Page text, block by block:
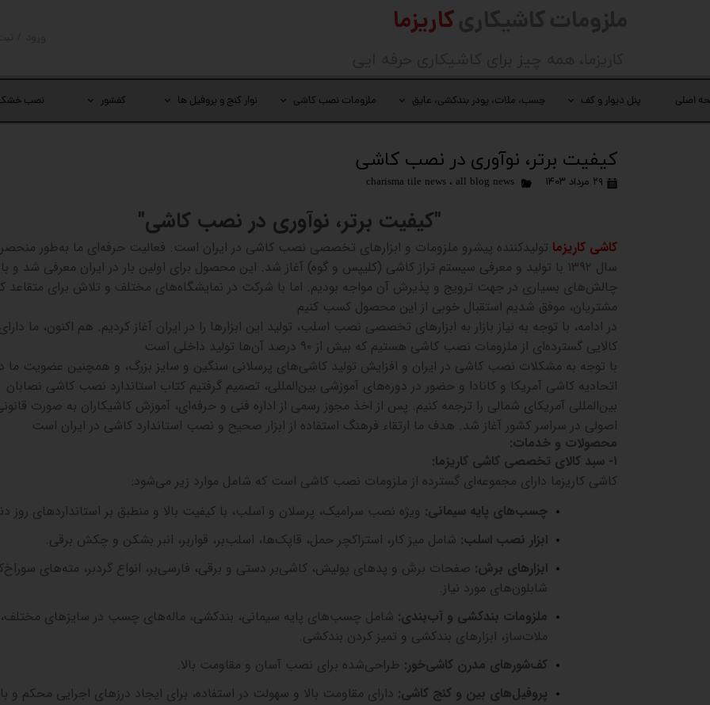
تغییر
کاریزما
اصلی پنل دیوار و کف چسب، ملات، پودر بندکشی، عایق ملزومات نصب کاشی نوار کنج و پروفیل ها کفشور نصب
کیفیت برتر، نوآوری در نصب کاشی
۲۹ مرداد ۱۴۰۳ charisma tile news، all blog news
"کیفیت برتر، نوآوری در نصب کاشی"
کاشی کاریزما تولیدکننده پیشرو ملزومات و ابزارهای تخصصی نصب کاشی در ایران است. فعالیت حرفه‌ای ما به‌طور
سال ۱۳۹۲ با تولید و معرفی سیستم تراز کاشی (کلیپس و گوه) آغاز شد. این محصول برای اولین بار در ایران معرفی شد و با
چالش‌های بسیاری در جهت ترویج و پذیرش آن مواجه بودیم. اما با شرکت در نمایشگاه‌های مختلف و تلاش برای متقاعد
مشتریان، موفق شدیم استقبال خوبی از این محصول کسب کنیم
در ادامه، با توجه به نیاز بازار به ابزارهای تخصصی نصب اسلب، تولید این ابزارها را در ایران آغاز کردیم. هم ‌اکنون، ما
کالایی گسترده‌ای از ملزومات نصب کاشی هستیم که بیش از ۹۰ درصد آن‌ها تولید داخلی است
با توجه به مشکلات نصب کاشی در ایران و افزایش تولید کاشی‌های پرسلانی سنگین و سایز بزرگ، و همچنین عضویت ما
اتحادیه کاشی آمریکا و کانادا و حضور در دوره‌های آموزشی بین‌المللی، تصمیم گرفتیم کتاب استاندارد نصب کاشی نصابان
بین‌المللی آمریکای شمالی را ترجمه کنیم. پس از اخذ مجوز رسمی از اداره فنی و حرفه‌ای، آموزش کاشیکاران به صورت
اصولی در سراسر کشور آغاز شد. هدف ما ارتقاء فرهنگ استفاده از ابزار صحیح و نصب استاندارد کاشی در ایران است
محصولات و خدمات:
۱- سبد کالای تخصصی کاشی کاریزما:
کاشی کاریزما دارای مجموعه‌ای گسترده از ملزومات نصب کاشی است که شامل موارد زیر می‌شود:
چسب‌های پایه سیمانی: ویژه نصب سرامیک، پرسلان و اسلب، با کیفیت بالا و منطبق بر استانداردهای روز
ابزار نصب اسلب: شامل میز کار، استراکچر حمل، قاپک‌ها، اسلب‌بر، قواربر، انبر بشکن و چکش برقی.
ابزارهای برش: صفحات برش و پدهای پولیش، کاشی‌بر دستی و برقی، فارسی‌بر، انواع گردبر، مته‌های
شابلون‌های مورد نیاز.
ملزومات بندکشی و آب‌بندی: شامل چسب‌های پایه سیمانی، بندکشی، ماله‌های چسب در سایزهای
ملات‌ساز، ابزارهای بندکشی و تمیز کردن بندکشی.
کف‌شورهای مدرن کاشی‌خور: طراحی‌شده برای نصب آسان و مقاومت بالا.
پروفیل‌های بین و کنج کاشی: دارای مقاومت بالا و سهولت در استفاده، برای ایجاد درزهای اجرایی محکم و